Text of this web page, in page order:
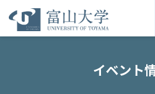
イベント